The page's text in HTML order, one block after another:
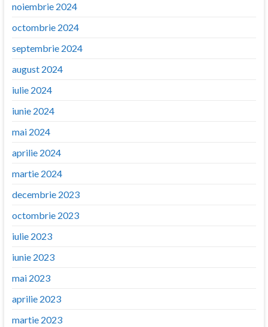
noiembrie 2024
octombrie 2024
septembrie 2024
august 2024
iulie 2024
iunie 2024
mai 2024
aprilie 2024
martie 2024
decembrie 2023
octombrie 2023
iulie 2023
iunie 2023
mai 2023
aprilie 2023
martie 2023